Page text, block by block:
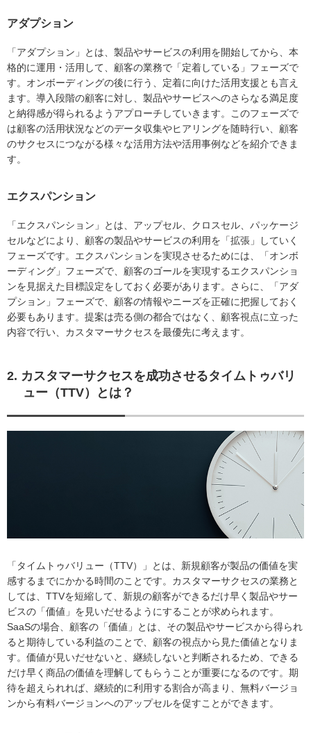
アダプション
「アダプション」とは、製品やサービスの利用を開始してから、本
格的に運用・活用して、顧客の業務で「定着している」フェーズで
す。オンボーディングの後に行う、定着に向けた活用支援とも言え
ます。導入段階の顧客に対し、製品やサービスへのさらなる満足度
と納得感が得られるようアプローチしていきます。このフェーズで
は顧客の活用状況などのデータ収集やヒアリングを随時行い、顧客
のサクセスにつながる様々な活用方法や活用事例などを紹介できま
す。
エクスパンション
「エクスパンション」とは、アップセル、クロスセル、パッケージ
セルなどにより、顧客の製品やサービスの利用を「拡張」していく
フェーズです。エクスパンションを実現させるためには、「オンボ
ーディング」フェーズで、顧客のゴールを実現するエクスパンショ
ンを見据えた目標設定をしておく必要があります。さらに、「アダ
プション」フェーズで、顧客の情報やニーズを正確に把握しておく
必要もあります。提案は売る側の都合ではなく、顧客視点に立った
内容で行い、カスタマーサクセスを最優先に考えます。
2. カスタマーサクセスを成功させるタイムトゥバリ
ュー（TTV）とは？
「タイムトゥバリュー（TTV）」とは、新規顧客が製品の価値を実
感するまでにかかる時間のことです。カスタマーサクセスの業務と
しては、TTVを短縮して、新規の顧客ができるだけ早く製品やサー
ビスの「価値」を見いだせるようにすることが求められます。
SaaSの場合、顧客の「価値」とは、その製品やサービスから得られ
ると期待している利益のことで、顧客の視点から見た価値となりま
す。価値が見いだせないと、継続しないと判断されるため、できる
だけ早く商品の価値を理解してもらうことが重要になるのです。期
待を超えられれば、継続的に利用する割合が高まり、無料バージョ
ンから有料バージョンへのアップセルを促すことができます。